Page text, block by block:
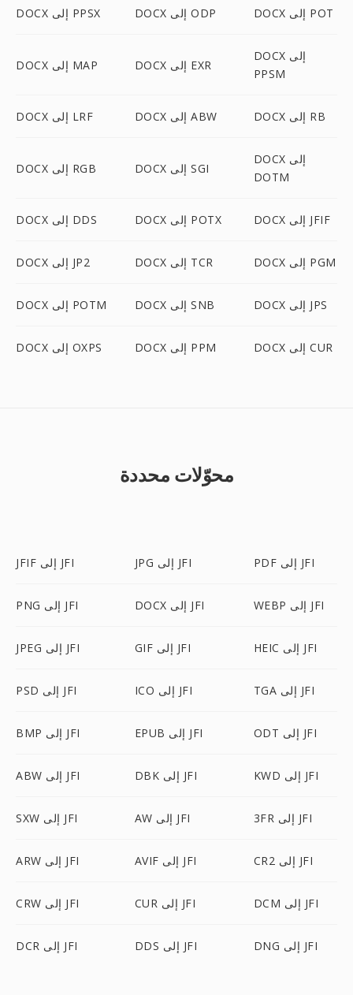
DOCX إلى PPSX DOCX إلى ODP DOCX إلى POT
DOCX إلى MAP DOCX إلى EXR
DOCX إلى
PPSM
DOCX إلى LRF DOCX إلى ABW DOCX إلى RB
DOCX إلى RGB DOCX إلى SGI
DOCX إلى
DOTM
DOCX إلى DDS DOCX إلى POTX DOCX إلى JFIF
DOCX إلى JP2 DOCX إلى TCR DOCX إلى PGM
DOCX إلى POTM DOCX إلى SNB DOCX إلى JPS
DOCX إلى OXPS DOCX إلى PPM DOCX إلى CUR
محوّلات محددة
JFIF إلى JFI JPG إلى JFI PDF إلى JFI
PNG إلى JFI DOCX إلى JFI WEBP إلى JFI
JPEG إلى JFI GIF إلى JFI HEIC إلى JFI
PSD إلى JFI ICO إلى JFI TGA إلى JFI
BMP إلى JFI EPUB إلى JFI ODT إلى JFI
ABW إلى JFI DBK إلى JFI KWD إلى JFI
SXW إلى JFI AW إلى JFI 3FR إلى JFI
ARW إلى JFI AVIF إلى JFI CR2 إلى JFI
CRW إلى JFI CUR إلى JFI DCM إلى JFI
DCR إلى JFI DDS إلى JFI DNG إلى JFI